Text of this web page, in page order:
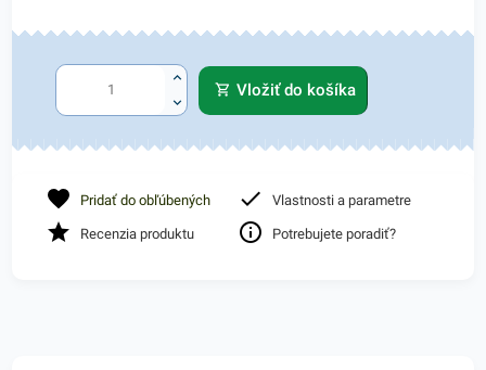
Vložiť do košíka
Pridať do obľúbených Vlastnosti a parametre
Recenzia produktu Potrebujete poradiť?